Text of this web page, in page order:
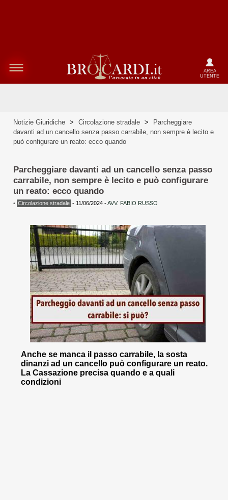
AREA
UTENTE
Notizie Giuridiche > Circolazione stradale >
Parcheggiare
davanti ad un cancello senza passo carrabile, non sempre è lecito e
può configurare un reato: ecco quando
Parcheggiare davanti ad un cancello senza passo
carrabile, non sempre è lecito e può configurare
un reato: ecco quando
• Circolazione stradale - 11/06/2024 -AVV. FABIO RUSSO
Anche se manca il passo carrabile, la sosta
dinanzi ad un cancello può configurare un reato.
La Cassazione precisa quando e a quali
condizioni